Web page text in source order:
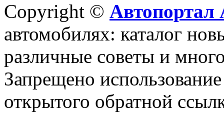
Copyright © Автопортал
автомобилях: каталог
различные советы и
Запрещено
открытого обратной